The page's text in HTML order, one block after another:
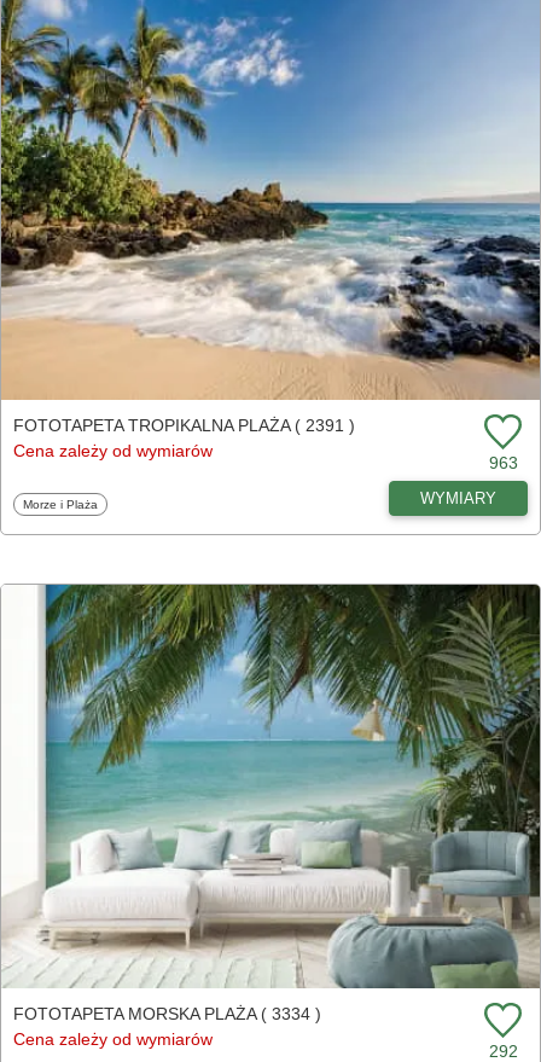
FOTOTAPETA TROPIKALNA PLAŻA ( 2391 )
Cena zależy od wymiarów
963
Fototapety
Morze i Plaża WYMIARY
FOTOTAPETA MORSKA PLAŻA ( 3334 )
Cena zależy od wymiarów
292